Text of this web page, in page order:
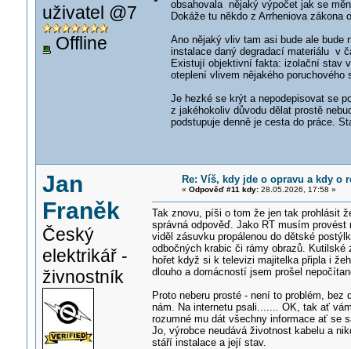
uživatel @7
Offline
obsahovala nějaký výpočet jak se
Dokáže tu někdo z Arrheniova zákona
Ano nějaký vliv tam asi bude ale
instalace daný degradací materiálu v
Existují objektivní fakta: izolační stav
oteplení vlivem nějakého poruchového
Je hezké se krýt a nepodepisovat se
z jakéhokoliv důvodu dělat prostě
podstupuje denně je cesta do práce.
Jan
Franěk
Český
elektrikář -
živnostník
Re: Víš, kdy jde o opravu a kdy o
« Odpověď #11 kdy:28.05.2026, 17:58 »
Tak znovu, píši o tom že jen tak prohlásit
správná odpověď. Jako RT musím
viděl zásuvku propálenou do dětské
odbočných krabic či rámy obrazů.
hořet když si k televizi majitelka připla i
dlouho a domácností jsem prošel
Proto neberu prosté - není to problém,
nám. Na internetu psali....... OK, tak ať
rozumné mu dát všechny informace ať se
Jo, výrobce neudává životnost kabelu a
stáří instalace a její stav.